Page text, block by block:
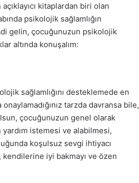
kitaplardan biri olan
psikolojik sağlamlığın
gelin, çocuğunuzun psikolojik
altında konuşalım:
sağlamlığını desteklemede en
tarzda davransa bile,
çocuğunuzun genel olarak
yardım istemesi ve alabilmesi,
koşulsuz sevgi ihtiyacı
iyi bakmayı ve özen